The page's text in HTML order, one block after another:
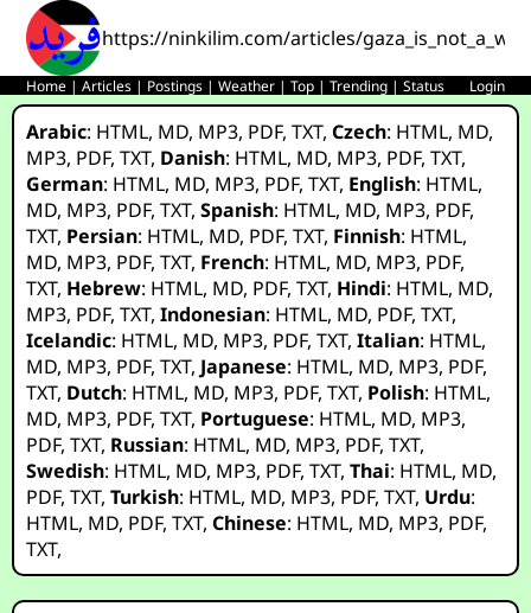
https://ninkilim.com/articles/
Home |Articles | Postings |Weather |Top |Trending |Status Login
Arabic: HTML, MD, MP3, PDF,TXT,Czech: HTML, MD,
MP3, PDF,TXT, Danish: HTML, MD, MP3, PDF,TXT,
German: HTML, MD, MP3, PDF,TXT, English: HTML,
MD, MP3, PDF,TXT,Spanish: HTML, MD, MP3, PDF,
TXT, Persian: HTML, MD, PDF,TXT, Finnish: HTML,
MD, MP3, PDF,TXT, French: HTML, MD, MP3, PDF,
TXT, Hebrew: HTML, MD, PDF,TXT, Hindi: HTML, MD,
MP3, PDF,TXT,Indonesian: HTML, MD, PDF,TXT,
Icelandic: HTML, MD, MP3, PDF,TXT,Italian: HTML,
MD, MP3, PDF,TXT, Japanese: HTML, MD, MP3, PDF,
TXT, Dutch: HTML, MD, MP3, PDF,TXT, Polish: HTML,
MD, MP3, PDF,TXT, Portuguese: HTML, MD, MP3,
PDF,TXT, Russian: HTML, MD, MP3, PDF,TXT,
Swedish: HTML, MD, MP3, PDF,TXT,Thai: HTML, MD,
PDF,TXT,Turkish: HTML, MD, MP3, PDF,TXT, Urdu:
HTML, MD, PDF,TXT,Chinese: HTML, MD, MP3, PDF,
TXT,